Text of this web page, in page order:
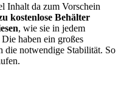
Inhalt da zum Vorschein
kostenlose Behälter
, wie sie in jedem
haben ein großes
die notwendige Stabilität. So